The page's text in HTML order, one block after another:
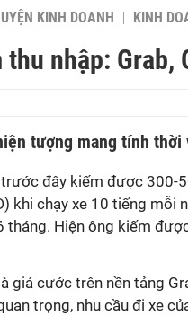
KINH DOANH KINH
nhập: Grab,
tượng mang tính thời
trước đây kiếm được 300-
khi chạy xe 10 tiếng mỗi
Hiện ông kiếm
giá cước trên nền tảng
trọng, nhu cầu đi xe